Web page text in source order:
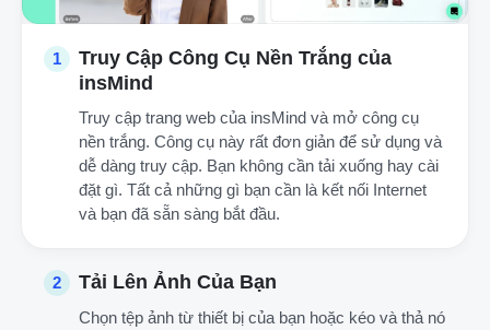
1
Truy Cập Công Cụ Nền Trắng của
insMind
Truy cập trang web của insMind và mở công cụ
nền trắng. Công cụ này rất đơn giản để sử dụng và
dễ dàng truy cập. Bạn không cần tải xuống hay cài
đặt gì. Tất cả những gì bạn cần là kết nối Internet
và bạn đã sẵn sàng bắt đầu.
2 Tải Lên Ảnh Của Bạn
Chọn tệp ảnh từ thiết bị của bạn hoặc kéo và thả nó